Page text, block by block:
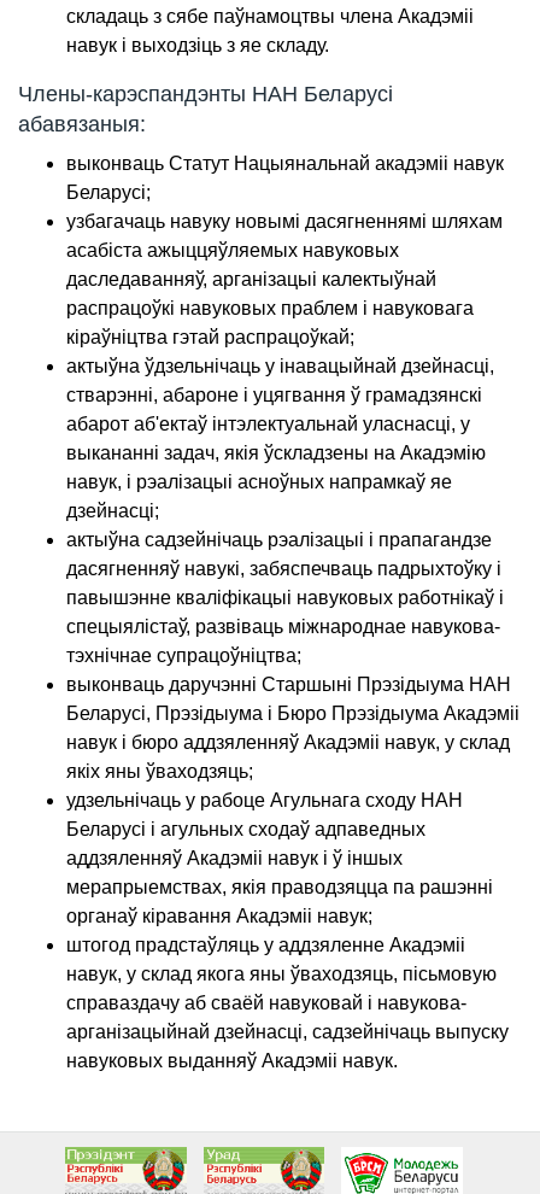
складаць з сябе паўнамоцтвы члена Акадэміі
навук і выходзіць з яе складу.
Члены-карэспандэнты НАН Беларусі
абавязаныя:
выконваць Статут Нацыянальнай акадэміі навук
Беларусі;
узбагачаць навуку новымі дасягненнямі шляхам
асабіста ажыццяўляемых навуковых
даследаванняў, арганізацыі калектыўнай
распрацоўкі навуковых праблем і навуковага
кіраўніцтва гэтай распрацоўкай;
актыўна ўдзельнічаць у інавацыйнай дзейнасці,
стварэнні, абароне і уцягвання ў грамадзянскі
абарот аб'ектаў інтэлектуальнай уласнасці, у
выкананні задач, якія ўскладзены на Акадэмію
навук, і рэалізацыі асноўных напрамкаў яе
дзейнасці;
актыўна садзейнічаць рэалізацыі і прапагандзе
дасягненняў навукі, забяспечваць падрыхтоўку і
павышэнне кваліфікацыі навуковых работнікаў і
спецыялістаў, развіваць міжнароднае навукова-
тэхнічнае супрацоўніцтва;
выконваць даручэнні Старшыні Прэзідыума НАН
Беларусі, Прэзідыума і Бюро Прэзідыума Акадэміі
навук і бюро аддзяленняў Акадэміі навук, у склад
якіх яны ўваходзяць;
удзельнічаць у рабоце Агульнага сходу НАН
Беларусі і агульных сходаў адпаведных
аддзяленняў Акадэміі навук і ў іншых
мерапрыемствах, якія праводзяцца па рашэнні
органаў кіравання Акадэміі навук;
штогод прадстаўляць у аддзяленне Акадэміі
навук, у склад якога яны ўваходзяць, пісьмовую
справаздачу аб сваёй навуковай і навукова-
арганізацыйнай дзейнасці, садзейнічаць выпуску
навуковых выданняў Акадэміі навук.